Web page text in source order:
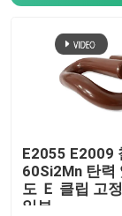
E2055 E2009
60Si2Mn 탄력
도 Ｅ 클립 고
일부